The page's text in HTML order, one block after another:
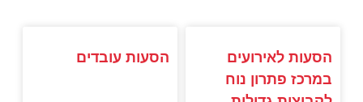
הסעות לאירועים
במרכז פתרון נוח
הסעות עובדים